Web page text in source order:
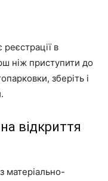
реєстрації в
ніж приступити до
зберіть і
відкриття
матеріально-